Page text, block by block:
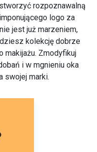
rozpoznawalną
logo za
jest już marzeniem,
kolekcję dobrze
makijażu. Zmodyfikuj
i w mgnieniu oka
swojej marki.